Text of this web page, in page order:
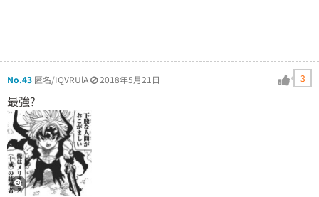
No.43 匿名/IQVRUlA 2018年5月21日 3
最強?